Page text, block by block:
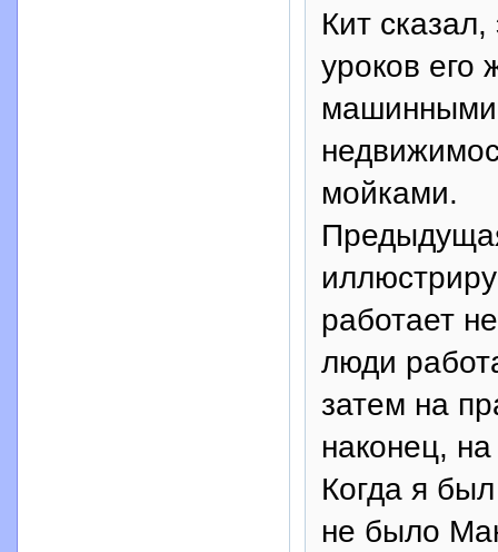
Кит
уроков его
машинными
мойками.
работает
люди
затем на
наконец,
Когда я
не было